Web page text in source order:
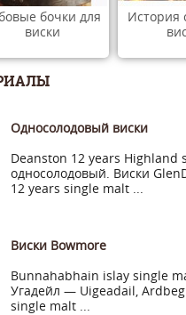
бочки для
виски
История
Односолодовый виски
Deanston 12 years Highland
односолодовый. Виски
12 years single malt ...
Виски Bowmore
Bunnahabhain islay single
Угадейл — Uigeadail,
single malt ...